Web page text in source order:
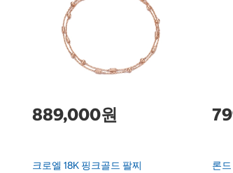
889,000원
크로엘 18K 핑크골드 팔찌
론